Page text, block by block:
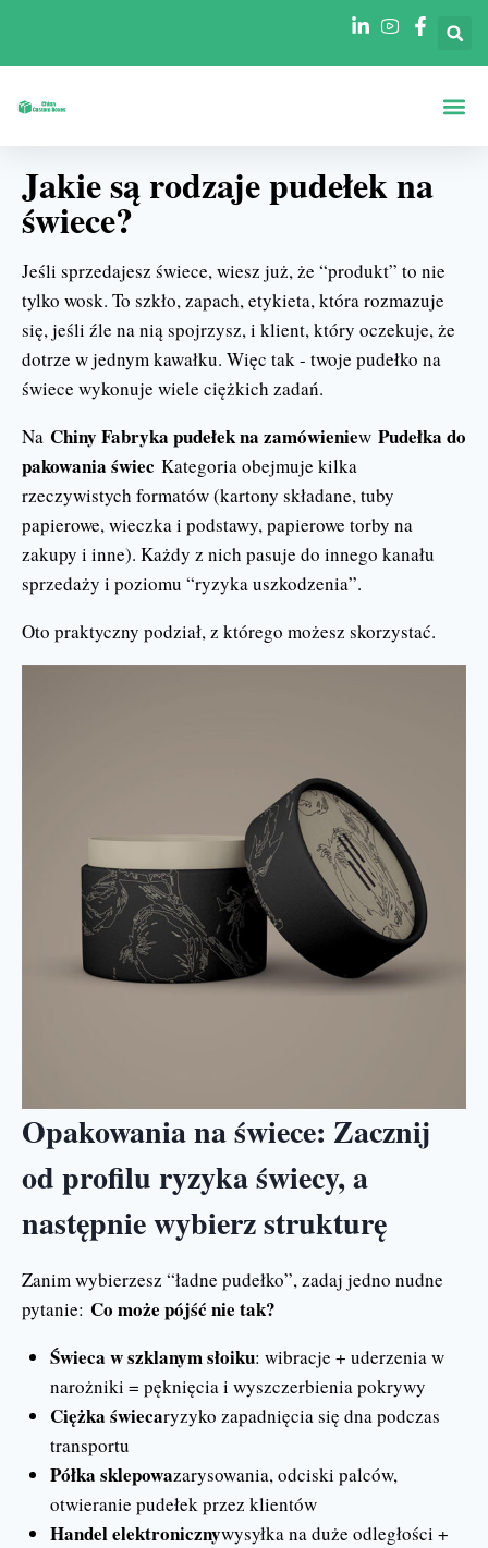
Jakie są rodzaje pudełek na
świece?
Jeśli sprzedajesz świece, wiesz już, że “produkt” to nie
tylko wosk. To szkło, zapach, etykieta, która rozmazuje
się, jeśli źle na nią spojrzysz, i klient, który oczekuje, że
dotrze w jednym kawałku. Więc tak - twoje pudełko na
świece wykonuje wiele ciężkich zadań.
Na Chiny Fabryka pudełek na zamówieniew Pudełka do
pakowania świec Kategoria obejmuje kilka
rzeczywistych formatów (kartony składane, tuby
papierowe, wieczka i podstawy, papierowe torby na
zakupy i inne). Każdy z nich pasuje do innego kanału
sprzedaży i poziomu “ryzyka uszkodzenia”.
Oto praktyczny podział, z którego możesz skorzystać.
Opakowania na świece: Zacznij
od profilu ryzyka świecy, a
następnie wybierz strukturę
Zanim wybierzesz “ładne pudełko”, zadaj jedno nudne
pytanie: Co może pójść nie tak?
Świeca w szklanym słoiku: wibracje + uderzenia w
narożniki = pęknięcia i wyszczerbienia pokrywy
Ciężka świecaryzyko zapadnięcia się dna podczas
transportu
Półka sklepowazarysowania, odciski palców,
otwieranie pudełek przez klientów
Handel elektronicznywysyłka na duże odległości +